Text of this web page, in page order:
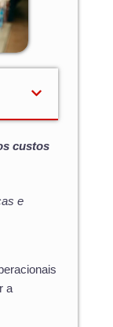
custos
e
a